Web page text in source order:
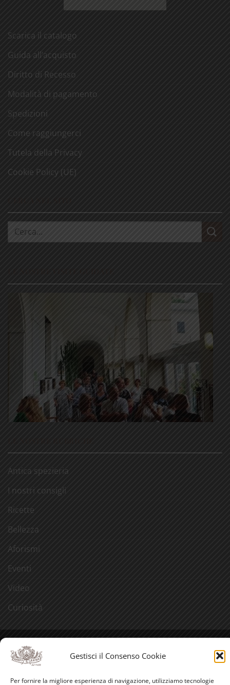
Gestisci il Consenso Cookie
Per fornire la migliore esperienza di navigazione, utilizziamo tecnologie
Scarica il catalogo
Guida all’acquisto
Diritto di Recesso
Modalità di pagamento
Spedizioni
Come raggiungerci
Tutela della Privacy
Cookie Policy (UE)
Cerca:
Antica spezieria
I nostri consigli
Ricette
Bellezza
Aforismi
Eventi
Video
Curiosità
Express
Transfer